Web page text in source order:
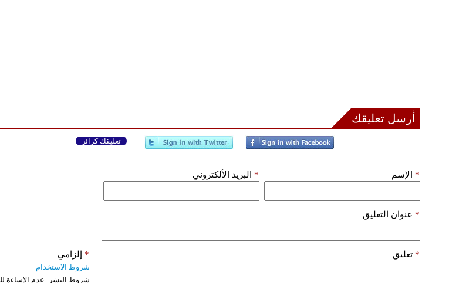
أرسل تعليقك
تعليقك كزائر
الإسم * البريد الألكتروني *
عنوان التعليق *
تعليق * إلزامي *
شروط الاستخدام
شروط النشر: عدم الإساءة